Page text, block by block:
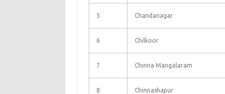
5 Chandanagar
6 Chilkoor
7 Chinna Mangalaram
8 Chinnashapur